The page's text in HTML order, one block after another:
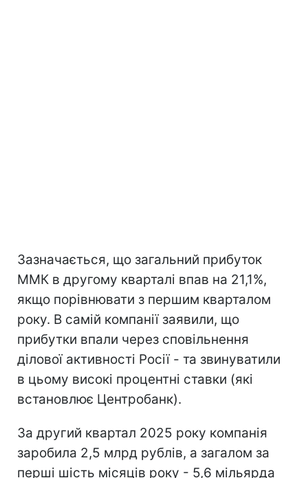
Зазначається, що загальний прибуток
ММК в другому кварталі впав на 21,1%,
якщо порівнювати з першим кварталом
року. В самій компанії заявили, що
прибутки впали через сповільнення
ділової активності Росії - та звинуватили
в цьому високі процентні ставки (які
встановлює Центробанк).
За другий квартал 2025 року компанія
заробила 2,5 млрд рублів, а загалом за
перші шість місяців року - 5,6 мільярда